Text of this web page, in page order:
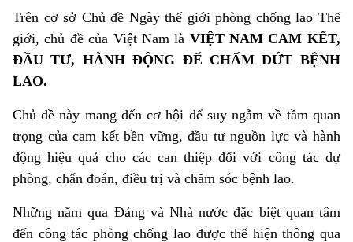
Trên cơ sở Chủ đề Ngày thế giới phòng chống lao Thế
giới, chủ đề của Việt Nam là VIỆT NAM CAM KẾT,
ĐẦU TƯ, HÀNH ĐỘNG ĐỂ CHẤM DỨT BỆNH
LAO.
Chủ đề này mang đến cơ hội để suy ngẫm về tầm quan
trọng của cam kết bền vững, đầu tư nguồn lực và hành
động hiệu quả cho các can thiệp đối với công tác dự
phòng, chẩn đoán, điều trị và chăm sóc bệnh lao.
Những năm qua Đảng và Nhà nước đặc biệt quan tâm
đến công tác phòng chống lao được thể hiện thông qua